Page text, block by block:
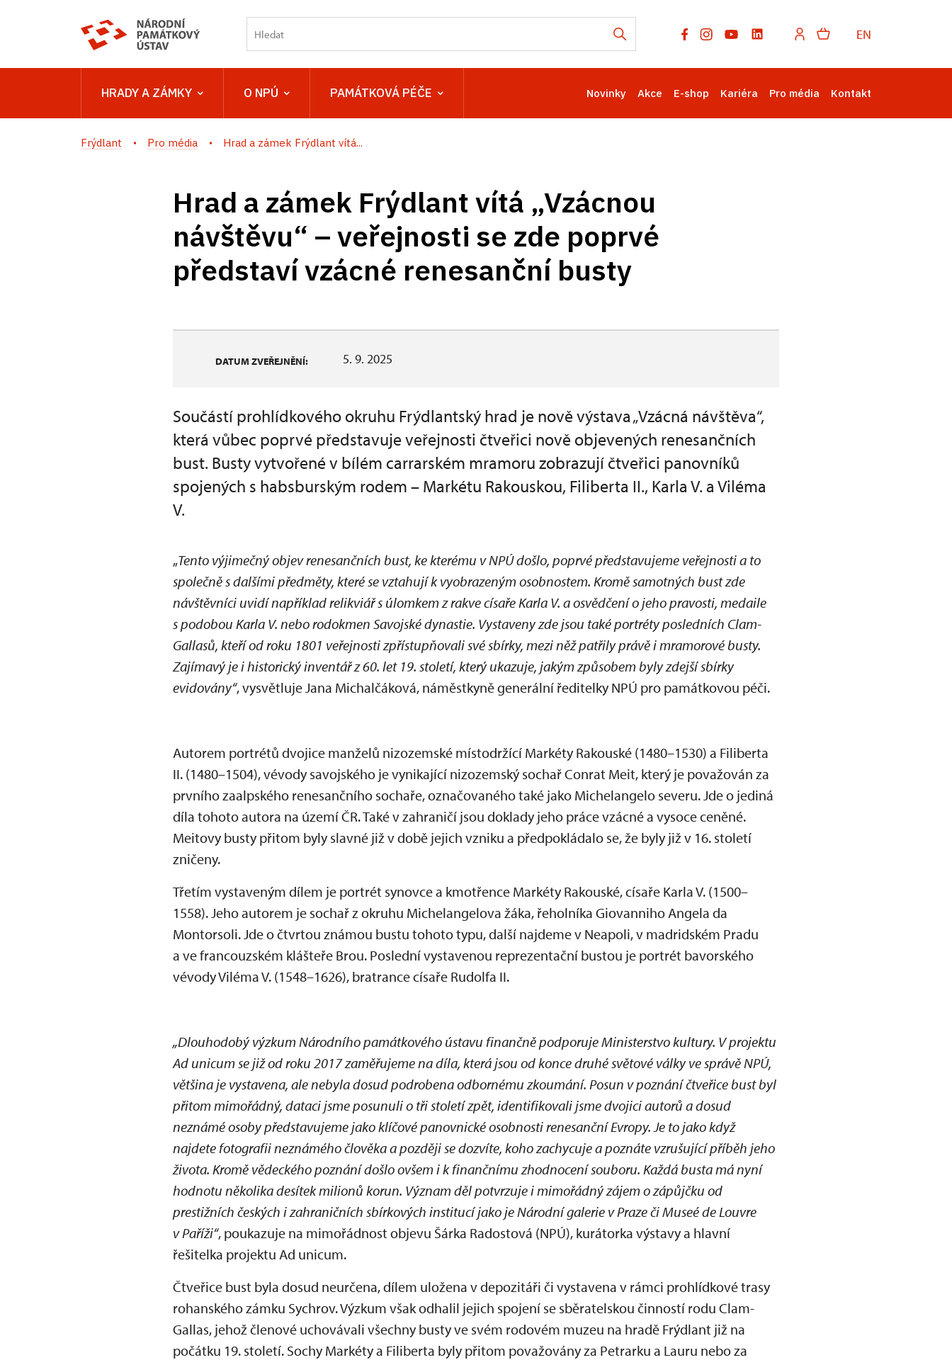
EN
HRADY A ZÁMKY O NPÚ PAMÁTKOVÁ PÉČE Novinky Akce E-shop Kariéra Pro média Kontakt
Frýdlant Pro média Hrad a zámek Frýdlant vítá...
Hrad a zámek Frýdlant vítá „Vzácnou
návštěvu“ – veřejnosti se zde poprvé
představí vzácné renesanční busty
DATUM ZVEŘEJNĚNÍ: 5. 9. 2025
Součástí prohlídkového okruhu Frýdlantský hrad je nově výstava „Vzácná návštěva“,
která vůbec poprvé představuje veřejnosti čtveřici nově objevených renesančních
bust. Busty vytvořené v bílém carrarském mramoru zobrazují čtveřici panovníků
spojených s habsburským rodem – Markétu Rakouskou, Filiberta II., Karla V. a Viléma
V.
„Tento výjimečný objev renesančních bust, ke kterému v NPÚ došlo, poprvé představujeme veřejnosti a to
společně s dalšími předměty, které se vztahují k vyobrazeným osobnostem. Kromě samotných bust zde
návštěvníci uvidí například relikviář s úlomkem z rakve císaře Karla V. a osvědčení o jeho pravosti, medaile
s podobou Karla V. nebo rodokmen Savojské dynastie. Vystaveny zde jsou také portréty posledních Clam-
Gallasů, kteří od roku 1801 veřejnosti zpřístupňovali své sbírky, mezi něž patřily právě i mramorové busty.
Zajímavý je i historický inventář z 60. let 19. století, který ukazuje, jakým způsobem byly zdejší sbírky
evidovány“, vysvětluje Jana Michalčáková, náměstkyně generální ředitelky NPÚ pro památkovou péči.
Autorem portrétů dvojice manželů nizozemské místodržící Markéty Rakouské (1480–1530) a Filiberta
II. (1480–1504), vévody savojského je vynikající nizozemský sochař Conrat Meit, který je považován za
prvního zaalpského renesančního sochaře, označovaného také jako Michelangelo severu. Jde o jediná
díla tohoto autora na území ČR. Také v zahraničí jsou doklady jeho práce vzácné a vysoce ceněné.
Meitovy busty přitom byly slavné již v době jejich vzniku a předpokládalo se, že byly již v 16. století
zničeny.
Třetím vystaveným dílem je portrét synovce a kmotřence Markéty Rakouské, císaře Karla V. (1500–
1558). Jeho autorem je sochař z okruhu Michelangelova žáka, řeholníka Giovanniho Angela da
Montorsoli. Jde o čtvrtou známou bustu tohoto typu, další najdeme v Neapoli, v madridském Pradu
a ve francouzském klášteře Brou. Poslední vystavenou reprezentační bustou je portrét bavorského
vévody Viléma V. (1548–1626), bratrance císaře Rudolfa II.
„Dlouhodobý výzkum Národního památkového ústavu finančně podporuje Ministerstvo kultury. V projektu
Ad unicum se již od roku 2017 zaměřujeme na díla, která jsou od konce druhé světové války ve správě NPÚ,
většina je vystavena, ale nebyla dosud podrobena odbornému zkoumání. Posun v poznání čtveřice bust byl
přitom mimořádný, dataci jsme posunuli o tři století zpět, identifikovali jsme dvojici autorů a dosud
neznámé osoby představujeme jako klíčové panovnické osobnosti renesanční Evropy. Je to jako když
najdete fotografii neznámého člověka a později se dozvíte, koho zachycuje a poznáte vzrušující příběh jeho
života. Kromě vědeckého poznání došlo ovšem i k finančnímu zhodnocení souboru. Každá busta má nyní
hodnotu několika desítek milionů korun. Význam děl potvrzuje i mimořádný zájem o zápůjčku od
prestižních českých i zahraničních sbírkových institucí jako je Národní galerie v Praze či Museé de Louvre
v Paříži“, poukazuje na mimořádnost objevu Šárka Radostová (NPÚ), kurátorka výstavy a hlavní
řešitelka projektu Ad unicum.
Čtveřice bust byla dosud neurčena, dílem uložena v depozitáři či vystavena v rámci prohlídkové trasy
rohanského zámku Sychrov. Výzkum však odhalil jejich spojení se sběratelskou činností rodu Clam-
Gallas, jehož členové uchovávali všechny busty ve svém rodovém muzeu na hradě Frýdlant již na
počátku 19. století. Sochy Markéty a Filiberta byly přitom považovány za Petrarku a Lauru nebo za